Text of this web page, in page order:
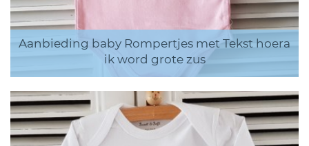
Aanbieding baby Rompertjes met Tekst hoera
ik word grote zus